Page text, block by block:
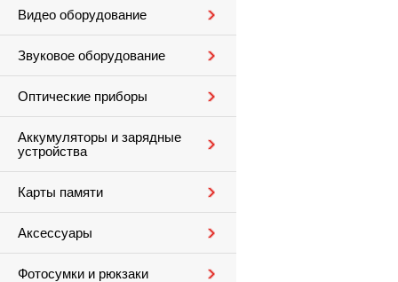
Видео оборудование
Звуковое оборудование
Оптические приборы
Аккумуляторы и зарядные
устройства
Карты памяти
Аксессуары
Фотосумки и рюкзаки